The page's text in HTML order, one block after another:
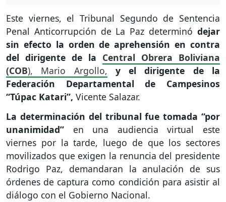
Este viernes, el Tribunal Segundo de Sentencia
Penal Anticorrupción de La Paz determinó dejar
sin efecto la orden de aprehensión en contra
del dirigente de la Central Obrera Boliviana
(COB), Mario Argollo,
y el dirigente de la
Federación Departamental de Campesinos
“Túpac Katari”, Vicente Salazar.
La determinación del tribunal fue tomada “por
unanimidad” en una audiencia virtual este
viernes por la tarde, luego de que los sectores
movilizados que exigen la renuncia del presidente
Rodrigo Paz, demandaran la anulación de sus
órdenes de captura como condición para asistir al
diálogo con el Gobierno Nacional.